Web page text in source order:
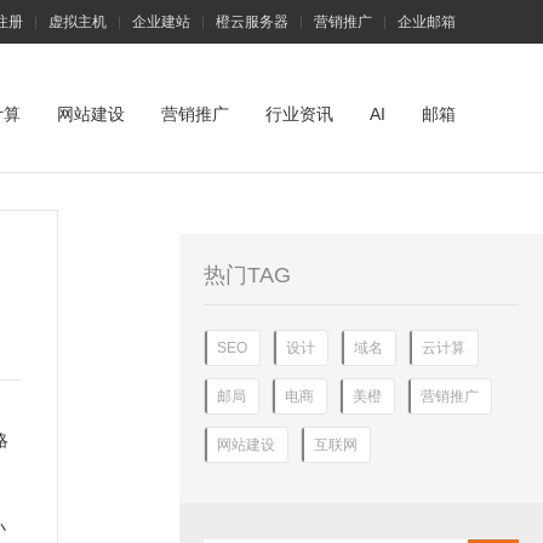
册 | 虚拟主机 | 企业建站 | 橙云服务器 | 营销推广 | 企业邮箱
算 网站建设 营销推广 行业资讯 AI 邮箱
热门TAG
SEO 设计 域名 云计算
邮局 电商 美橙 营销推广
网站建设 互联网